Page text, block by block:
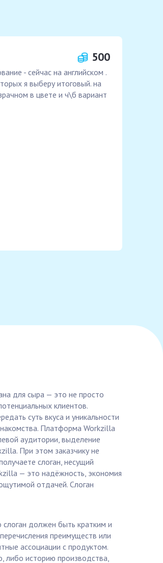
500
- сейчас на английском .
я выберу итоговый. на
в цвете и ч\б вариант
для сыра — это не просто
клиентов.
суть вкуса и уникальности
Платформа Workzilla
аудитории, выделение
При этом заказчику не
слоган, несущий
— это надёжность, экономия
отдачей. Слоган
слоган должен быть кратким и
преимуществ или
ассоциации с продуктом.
либо историю производства,